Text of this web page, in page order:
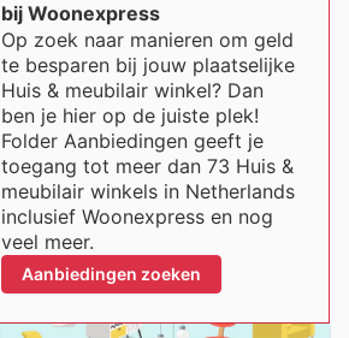
bij Woonexpress
Op zoek naar manieren om geld
te besparen bij jouw plaatselijke
Huis & meubilair winkel? Dan
ben je hier op de juiste plek!
Folder Aanbiedingen geeft je
toegang tot meer dan 73 Huis &
meubilair winkels in Netherlands
inclusief Woonexpress en nog
veel meer.
Aanbiedingen zoeken